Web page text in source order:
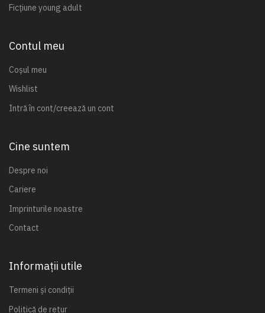
Ficțiune young adult
Contul meu
Coșul meu
Wishlist
Intră în cont/creează un cont
Cine suntem
Despre noi
Cariere
Imprinturile noastre
Contact
Informații utile
Termeni și condiții
Politică de retur